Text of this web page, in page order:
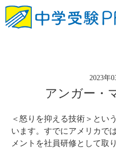
2023年
アンガー・
＜怒りを抑える技術＞とい
います。すでにアメリカで
メントを社員研修として取